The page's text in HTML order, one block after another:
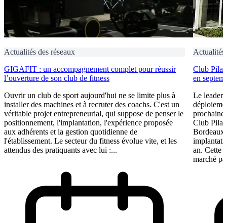
Actualités des réseaux
GIGAFIT : un accompagnement complet pour réussir
l’ouverture de son club de fitness
Ouvrir un club de sport aujourd'hui ne se limite plus à
installer des machines et à recruter des coachs. C'est un
véritable projet entrepreneurial, qui suppose de penser le
positionnement, l'implantation, l'expérience proposée
aux adhérents et la gestion quotidienne de
l'établissement. Le secteur du fitness évolue vite, et les
attendus des pratiquants avec lui :...
Actualités
Club
en
Le leader
prochaine
Club
Bordeaux
an. Cette
marché